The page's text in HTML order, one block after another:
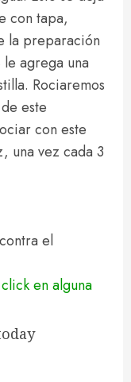
con tapa,
la preparación
agrega una
Rociaremos
este
con este
una vez cada 3
el
en alguna